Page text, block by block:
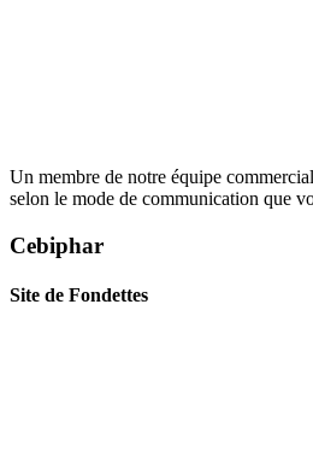
Un membre de notre équipe
selon le mode de communication que
Cebiphar
Site de Fondettes